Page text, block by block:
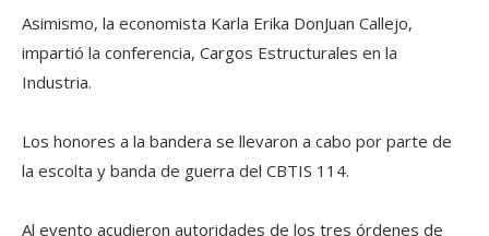
Asimismo, la economista Karla Erika DonJuan Callejo,
impartió la conferencia, Cargos Estructurales en la
Industria.
Los honores a la bandera se llevaron a cabo por parte de
la escolta y banda de guerra del CBTIS 114.
Al evento acudieron autoridades de los tres órdenes de